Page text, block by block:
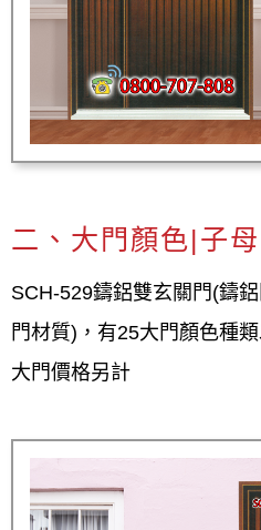
二、大門顏色|子
SCH-529鑄鋁雙玄關門(鑄
門材質)，有25大門顏色種
大門價格另計